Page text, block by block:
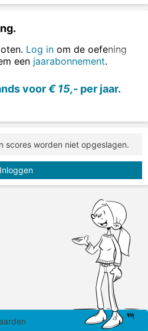
Log in om de oefening
een jaarabonnement.
voor€ 15,- per jaar.
scores worden niet opgeslagen.
Inloggen